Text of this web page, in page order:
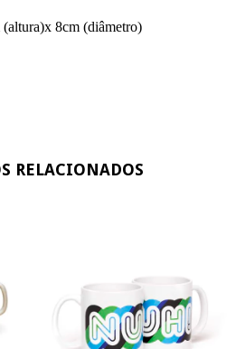
8cm (diâmetro)
RELACIONADOS